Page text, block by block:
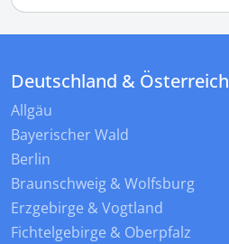
Deutschland & Österreich
Allgäu
Bayerischer Wald
Berlin
Braunschweig & Wolfsburg
Erzgebirge & Vogtland
Fichtelgebirge & Oberpfalz